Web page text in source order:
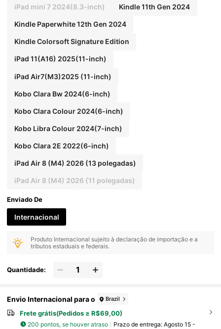
iPad mini 7 2024(8.3-inch) Kindle 11th Gen 2024
Kindle Paperwhite 12th Gen 2024
Kindle Colorsoft Signature Edition
iPad 11(A16) 2025(11-inch)
iPad Air7(M3)2025 (11-inch)
Kobo Clara Bw 2024(6-inch)
Kobo Clara Colour 2024(6-inch)
Kobo Libra Colour 2024(7-inch)
Kobo Clara 2E 2022(6-inch)
iPad Air 8 (M4) 2026 (13 polegadas)
iPad Air 8 (M4) 2026 (11 polegadas)
Enviado De
Internacional
Produto Internacional sujeito à declaração de importação e a
tributos estaduais e federais.
Quantidade:
Envio Internacional para o Brazil
Frete grátis(Pedidos ≥ R$69,00)
200 pontos, se houver atraso Prazo de entrega: Agosto 15 -